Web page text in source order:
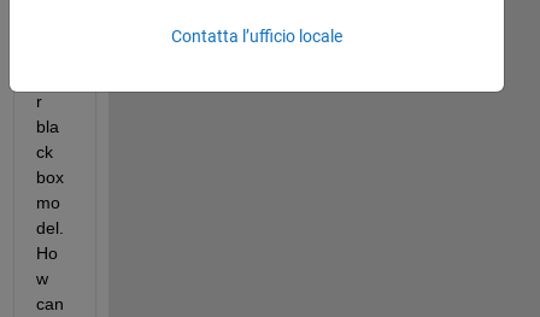
r
bla
ck
box
mo
del.
Ho
w
can
Contatta l’ufficio locale